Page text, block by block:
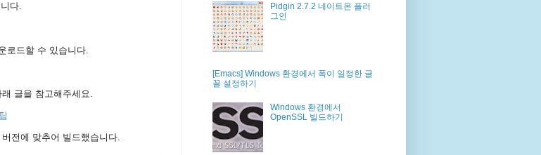
다.
로드할 수 있습니다.
글을 참고해주세요.
전에 맞추어 빌드했습니다.
Pidgin 2.7.2 네이트온 플러
그인
[Emacs] Windows 환경에서 폭이 일정한 글
꼴 설정하기
Windows 환경에서
OpenSSL 빌드하기